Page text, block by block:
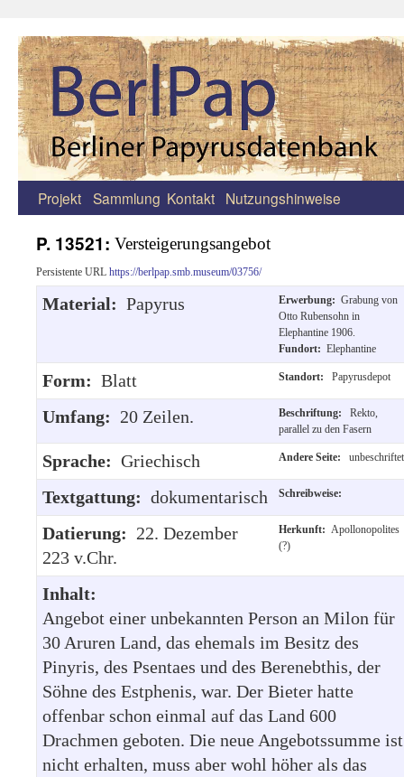
Zum
springen
Projekt Sammlung Kontakt Nutzungshinweise
P. 13521: Versteigerungsangebot
Persistente URL https://berlpap.smb.museum/03756/
Material: Papyrus Erwerbung: Grabung von
Otto Rubensohn in
Elephantine 1906.
Fundort: Elephantine
Form: Blatt Standort: Papyrusdepot
Umfang: 20 Zeilen. Beschriftung:
Rekto,
parallel zu den Fasern
Sprache: Griechisch Andere Seite: unbeschriftet
Textgattung: dokumentarisch Schreibweise:
Datierung: 22. Dezember
223 v.Chr.
Herkunft: Apollonopolites
(?)
Inhalt:
Angebot einer unbekannten Person an Milon für
30 Aruren Land, das ehemals im Besitz des
Pinyris, des Psentaes und des Berenebthis, der
Söhne des Estphenis, war. Der Bieter hatte
offenbar schon einmal auf das Land 600
Drachmen geboten. Die neue Angebotssumme ist
nicht erhalten, muss aber wohl höher als das